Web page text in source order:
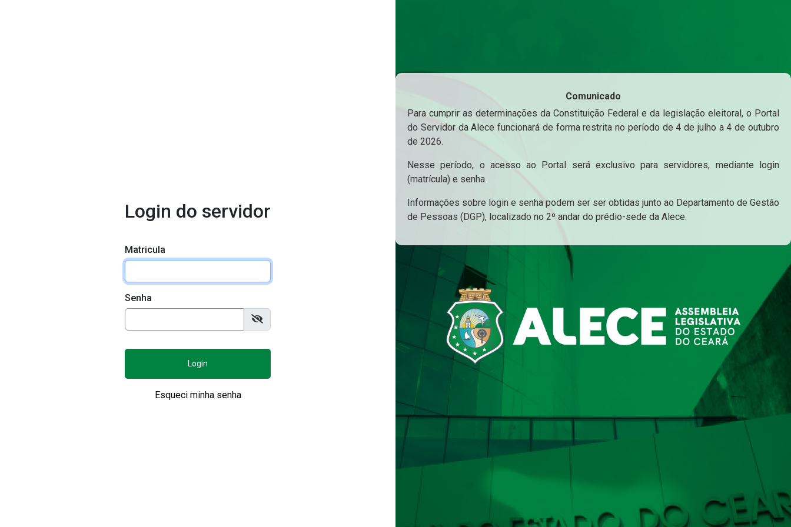
Login do servidor
Matricula
Senha
Login
Esqueci minha senha
Comunicado
Para cumprir as determinações da Constituição Federal e da legislação eleitoral, o Portal
do Servidor da Alece funcionará de forma restrita no período de 4 de julho a 4 de outubro
de 2026.
Nesse período, o acesso ao Portal será exclusivo para servidores, mediante login
(matrícula) e senha.
Informações sobre login e senha podem ser ser obtidas junto ao Departamento de Gestão
de Pessoas (DGP), localizado no 2º andar do prédio-sede da Alece.